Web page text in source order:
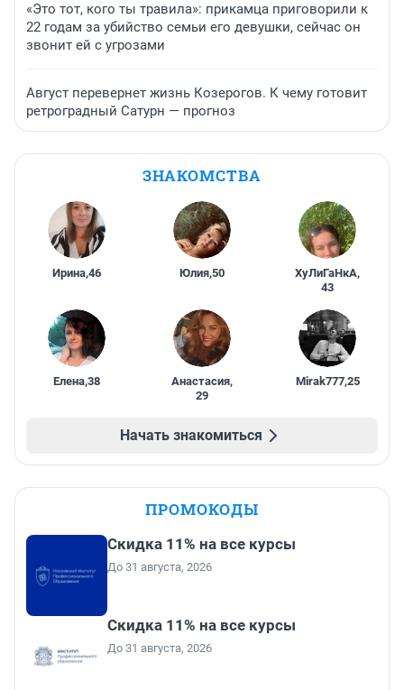
«Это тот, кого ты травила»: прикамца приговорили к
22 годам за убийство семьи его девушки, сейчас он
звонит ей с угрозами
Август перевернет жизнь Козерогов. К чему готовит
ретроградный Сатурн — прогноз
ЗНАКОМСТВА
Ирина,46 Юлия,50 ХуЛиГаНкА,
43
Елена,38 Анастасия,
29
Mirak777,25
Начать знакомиться
ПРОМОКОДЫ
Скидка 11% на все курсы
До 31 августа, 2026
Скидка 11% на все курсы
До 31 августа, 2026